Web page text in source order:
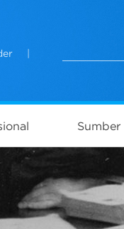
Sumber